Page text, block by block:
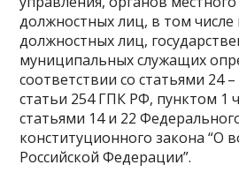
должностных лиц, в том числе
должностных лиц,
муниципальных служащих
соответствии со статьями 24
статьи 254 ГПК РФ, пунктом 1
статьями 14 и 22
конституционного закона “О
Российской Федерации”.